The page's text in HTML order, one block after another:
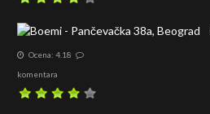
Ocena: 4.18
komentara